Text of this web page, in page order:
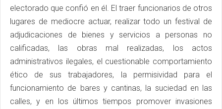
electorado que confió en él. El traer funcionarios de otros
lugares de mediocre actuar, realizar todo un festival de
adjudicaciones de bienes y servicios a personas no
calificadas, las obras mal realizadas, los actos
administrativos ilegales, el cuestionable comportamiento
ético de sus trabajadores, la permisividad para el
funcionamiento de bares y cantinas, la suciedad en las
calles, y en los últimos tiempos promover invasiones